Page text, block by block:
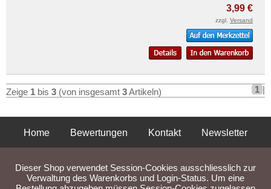
Müritz
Orte mit N...
Orte mit O...
Orte mit Q...
3,99 €
zzgl. Versand
Zeige 1 bis 3 (von insgesamt 3Artikeln) 1 |
Home Bewertungen Kontakt
Newsletter
Liefer- und Versandkosten
Dieser Shop verwendet Session-Cookies ausschliesslich zur
Verwaltung des Warenkorbs und Login-Status. Um eine